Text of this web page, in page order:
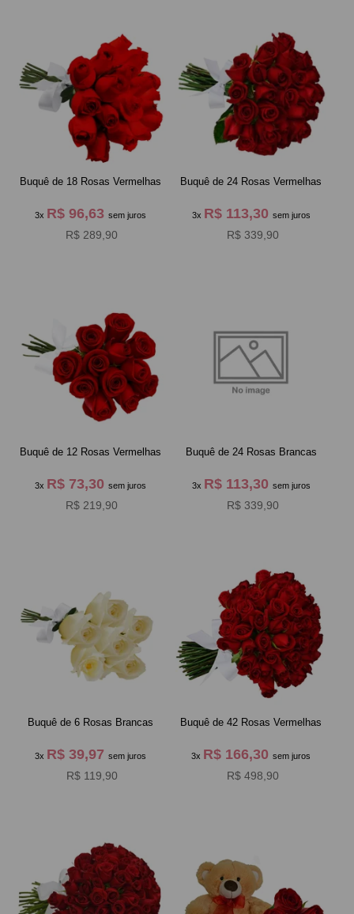
Buquê de 18 Rosas Vermelhas
3x R$ 96,63 sem juros
R$ 289,90
Buquê de 24 Rosas Vermelhas
3x R$ 113,30 sem juros
R$ 339,90
Buquê de 12 Rosas Vermelhas
3x R$ 73,30 sem juros
R$ 219,90
Buquê de 24 Rosas Brancas
3x R$ 113,30 sem juros
R$ 339,90
Buquê de 6 Rosas Brancas
3x R$ 39,97 sem juros
R$ 119,90
Buquê de 42 Rosas Vermelhas
3x R$ 166,30sem juros
R$ 498,90